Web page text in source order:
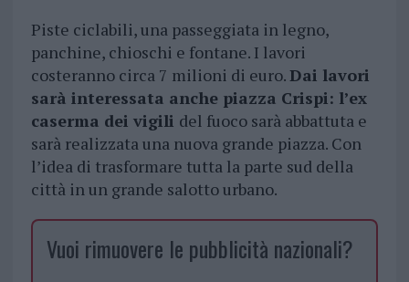
Piste ciclabili, una passeggiata in legno,
panchine, chioschi e fontane. I lavori
costeranno circa 7 milioni di euro.Dai lavori
sarà interessata anche piazza Crispi: l’ex
caserma dei vigili del fuoco sarà abbattuta e
sarà realizzata una nuova grande piazza. Con
l’idea di trasformare tutta la parte sud della
città in un grande salotto urbano.
Vuoi rimuovere le pubblicità nazionali?